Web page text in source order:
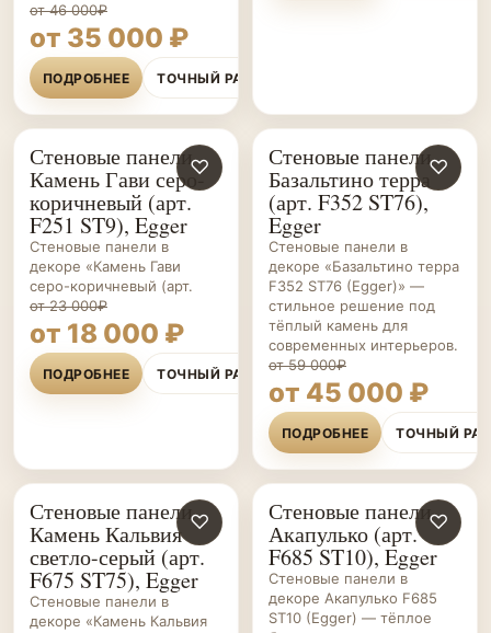
от 46 000₽
от 35 000 ₽
ПОДРОБНЕЕ ТОЧНЫЙ РАСЧЁТ
СТЕНОВЫЕ
ПАНЕЛИ НА ЗАКАЗ
♡
Стеновые панели
Камень Гави серо-
коричневый (арт.
F251 ST9), Egger
Стеновые панели в
декоре «Камень Гави
серо-коричневый (арт.
от 23 000₽
от 18 000 ₽
ПОДРОБНЕЕ ТОЧНЫЙ РАСЧЁТ
СТЕНОВЫЕ
ПАНЕЛИ НА ЗАКАЗ
♡
Стеновые панели
Базальтино терра
(арт. F352 ST76),
Egger
Стеновые панели в
декоре «Базальтино терра
F352 ST76 (Egger)» —
стильное решение под
тёплый камень для
современных интерьеров.
от 59 000₽
от 45 000 ₽
ПОДРОБНЕЕ ТОЧНЫЙ
СТЕНОВЫЕ
ПАНЕЛИ НА ЗАКАЗ
♡
Стеновые панели
Камень Кальвия
светло-серый (арт.
F675 ST75), Egger
Стеновые панели в
декоре «Камень Кальвия
СТЕНОВЫЕ
ПАНЕЛИ НА ЗАКАЗ
♡
Стеновые панели
Акапулько (арт.
F685 ST10), Egger
Стеновые панели в
декоре Акапулько F685
ST10 (Egger) — тёплое